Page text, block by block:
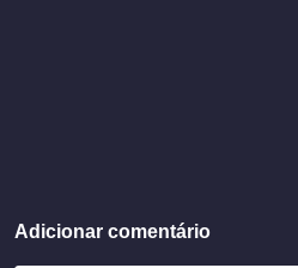
Adicionar comentário